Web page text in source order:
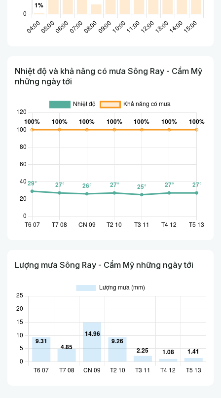
Nhiệt độ và khả năng có mưa Sông Ray - Cẩm Mỹ
những ngày tới
Lượng mưa Sông Ray - Cẩm Mỹ những ngày tới